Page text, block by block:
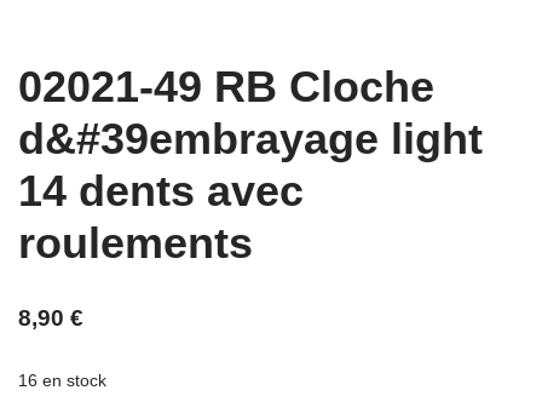
02021-49 RB Cloche
d&#39embrayage light
14 dents avec
roulements
8,90 €
16 en stock